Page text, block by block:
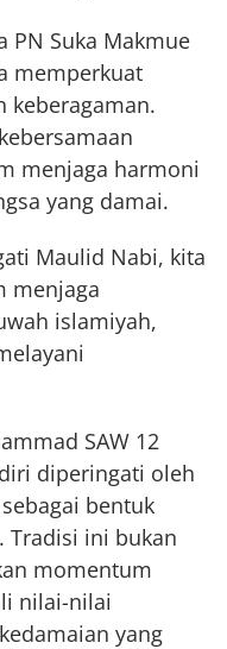
PN Suka Makmue
memperkuat
keberagaman.
menjaga harmoni
yang damai.
Maulid Nabi, kita
menjaga
islamiyah,
SAW 12
diperingati oleh
bentuk
Tradisi ini bukan
momentum
nilai-nilai
yang